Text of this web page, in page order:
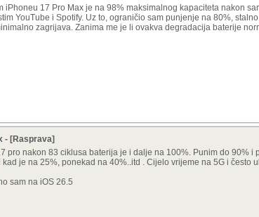
iPhoneu 17 Pro Max je na 98% maksimalnog kapaciteta nakon
YouTube i Spotify. Uz to, ograničio sam punjenje na 80%,
zagrijava. Zanima me je li ovakva degradacija baterije
- [Rasprava]
pro nakon 83 ciklusa baterija je i dalje na 100%. Punim do 90% i
je na 25%, ponekad na 40%..itd . Cijelo vrijeme na 5G i često
sam na iOS 26.5